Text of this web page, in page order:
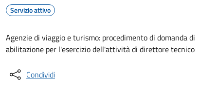
Servizio attivo
Agenzie di viaggio e turismo: procedimento di domanda di
abilitazione per l'esercizio dell'attività di direttore tecnico
Condividi